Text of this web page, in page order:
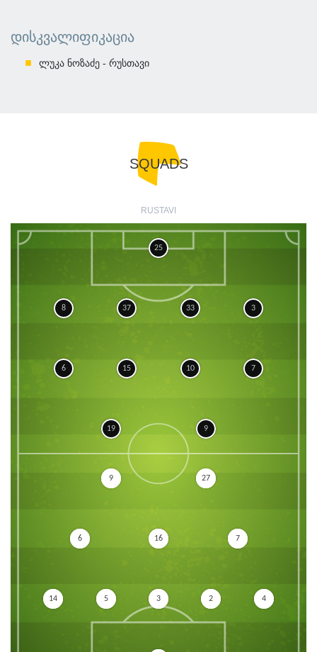
ᲓᲘᲡᲙᲕᲐᲚᲘᲤᲘᲙᲐᲪᲘᲐ
ლუკა ნოზაძე - რუსთავი
SQUADS
RUSTAVI
25
8 37 33 3
6 15 10 7
19 9
4
2
3
5
14
7
16
6
27
9